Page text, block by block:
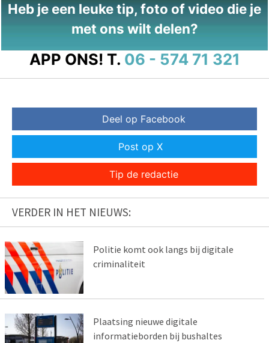
Heb je een leuke tip, foto of video die je
met ons wilt delen?
APP ONS! T. 06 - 574 71 321
Deel op Facebook
Post op X
Tip de redactie
VERDER IN HET NIEUWS:
Politie komt ook langs bij digitale
criminaliteit
Plaatsing nieuwe digitale
informatieborden bij bushaltes